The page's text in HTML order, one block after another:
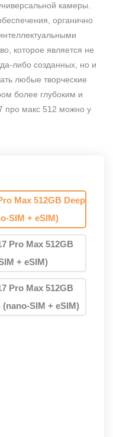
камеры.
органично
которое является не
либо созданных, но и
любые творческие
более глубоким и
про макс 512 можно у